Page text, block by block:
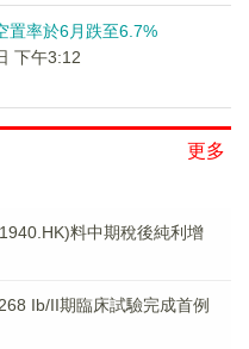
置率於6月跌至6.7%
下午3:12
更多
料中期稅後純利增
Ib/II期臨床試驗完成首例